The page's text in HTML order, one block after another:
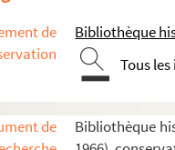
de
Bibliothèque
Tous
de
Bibliothèque